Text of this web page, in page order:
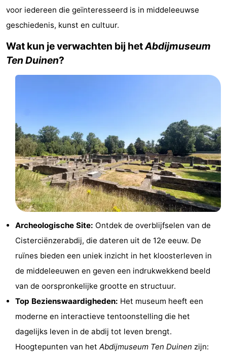
Vakantiehuizen
-
Nieuwpoort
-
Oostduinkerke
zee
minutes
Strand
Zien
doen
Bezienswaardigheden
Musea
Monumenten
Uitkijkpunten
Attracties
Boerderijen
-
Speeltuinen
Binnenspeeltuinen
voor iedereen die geïnteresseerd is in middeleeuwse
geschiedenis, kunst en cultuur.
Wat kun je verwachten bij hetAbdijmuseum
Ten Duinen?
Archeologische Site: Ontdek de overblijfselen van de
Cisterciënzerabdij, die dateren uit de 12e eeuw. De
ruïnes bieden een uniek inzicht in het kloosterleven in
de middeleeuwen en geven een indrukwekkend beeld
van de oorspronkelijke grootte en structuur.
Top Bezienswaardigheden: Het museum heeft een
moderne en interactieve tentoonstelling die het
dagelijks leven in de abdij tot leven brengt.
Hoogtepunten van het Abdijmuseum Ten Duinen zijn: